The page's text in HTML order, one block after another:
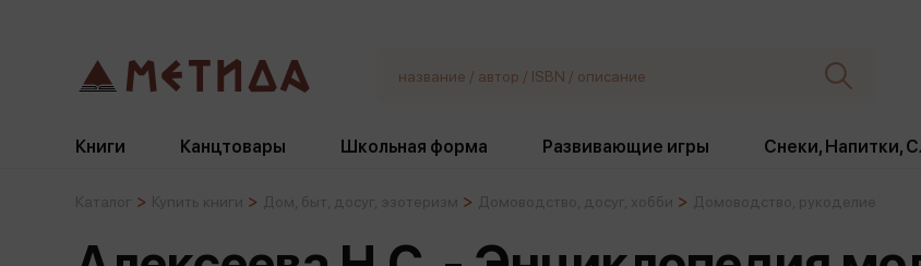
Книги Канцтовары Школьная форма Развивающие игры Снеки, Напитки,